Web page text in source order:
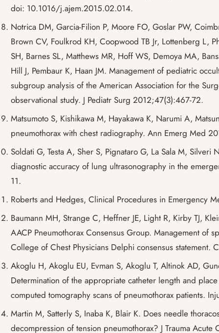
doi: 10.1016/j.ajem.2015.02.014.
Notrica DM, Garcia-Filion P, Moore FO, Goslar PW,
Brown CV, Foulkrod KH, Coopwood TB Jr, Lottenberg L,
SH, Barnes SL, Matthews MR, Hoff WS, Demoya MA,
Hill J, Pembaur K, Haan JM. Management of pediatric
subgroup analysis of the American Association for the
observational study. J Pediatr Surg 2012;47(3):467-72.
Matsumoto S, Kishikawa M, Hayakawa K, Narumi A,
pneumothorax with chest radiography. Ann Emerg Med
Soldati G, Testa A, Sher S, Pignataro G, La Sala M, Silveri
diagnostic accuracy of lung ultrasonography in the
11.
Roberts and Hedges, Clinical Procedures in Emergency
Baumann MH, Strange C, Heffner JE, Light R, Kirby TJ,
AACP Pneumothorax Consensus Group. Management of
College of Chest Physicians Delphi consensus statement.
Akoglu H, Akoglu EU, Evman S, Akoglu T, Altinok AD,
Determination of the appropriate catheter length and
computed tomography scans of pneumothorax patients.
Martin M, Satterly S, Inaba K, Blair K. Does needle
decompression of tension pneumothorax? J Trauma